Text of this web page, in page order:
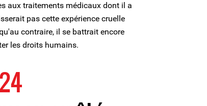
aux traitements médicaux dont il a
pas cette expérience cruelle
contraire, il se battrait encore
les droits humains.